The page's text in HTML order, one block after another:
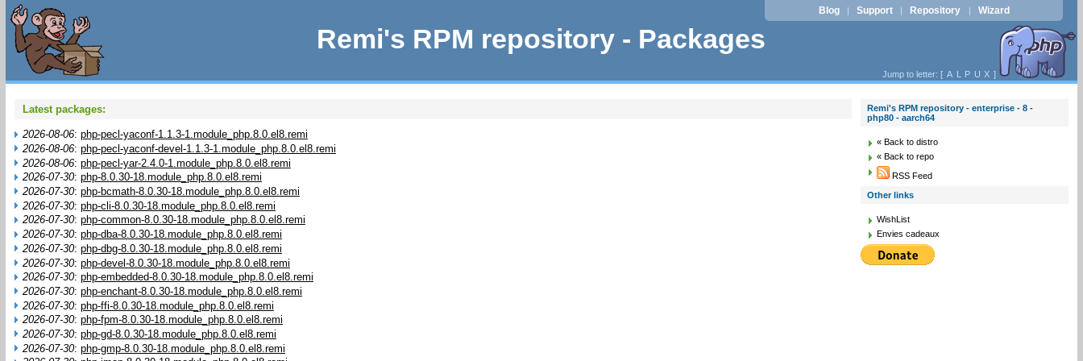
Remi's RPM repository - Packages
Blog | Support | Repository | Wizard
Jump to letter: [ A L P U X ]
Latest packages:
2026-08-06: php-pecl-yaconf-1.1.3-1.module_php.8.0.el8.remi
2026-08-06: php-pecl-yaconf-devel-1.1.3-1.module_php.8.0.el8.remi
2026-08-06: php-pecl-yar-2.4.0-1.module_php.8.0.el8.remi
2026-07-30: php-8.0.30-18.module_php.8.0.el8.remi
2026-07-30: php-bcmath-8.0.30-18.module_php.8.0.el8.remi
2026-07-30: php-cli-8.0.30-18.module_php.8.0.el8.remi
2026-07-30: php-common-8.0.30-18.module_php.8.0.el8.remi
2026-07-30: php-dba-8.0.30-18.module_php.8.0.el8.remi
2026-07-30: php-dbg-8.0.30-18.module_php.8.0.el8.remi
2026-07-30: php-devel-8.0.30-18.module_php.8.0.el8.remi
2026-07-30: php-embedded-8.0.30-18.module_php.8.0.el8.remi
2026-07-30: php-enchant-8.0.30-18.module_php.8.0.el8.remi
2026-07-30: php-ffi-8.0.30-18.module_php.8.0.el8.remi
2026-07-30: php-fpm-8.0.30-18.module_php.8.0.el8.remi
2026-07-30: php-gd-8.0.30-18.module_php.8.0.el8.remi
2026-07-30: php-gmp-8.0.30-18.module_php.8.0.el8.remi
Remi's RPM repository - enterprise - 8 -
php80 - aarch64
« Back to distro
« Back to repo
RSS Feed
Other links
WishList
Envies cadeaux